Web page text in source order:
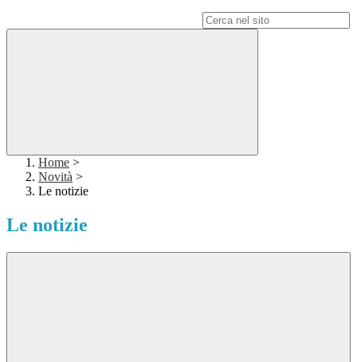
Home >
Novità >
Le notizie
Le notizie